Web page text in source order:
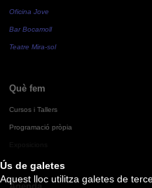
Ús de galetes
Aquest lloc utilitza galetes de
Oficina Jove
Bar Bocamoll
Teatre Mira-sol
Què fem
Cursos i Tallers
Programació pròpia